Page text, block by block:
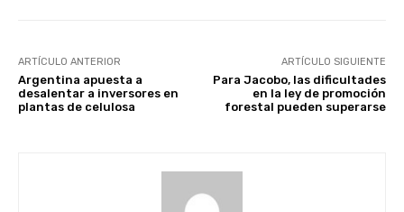
ARTÍCULO ANTERIOR
Argentina apuesta a
desalentar a inversores en
plantas de celulosa
ARTÍCULO SIGUIENTE
Para Jacobo, las dificultades
en la ley de promoción
forestal pueden superarse